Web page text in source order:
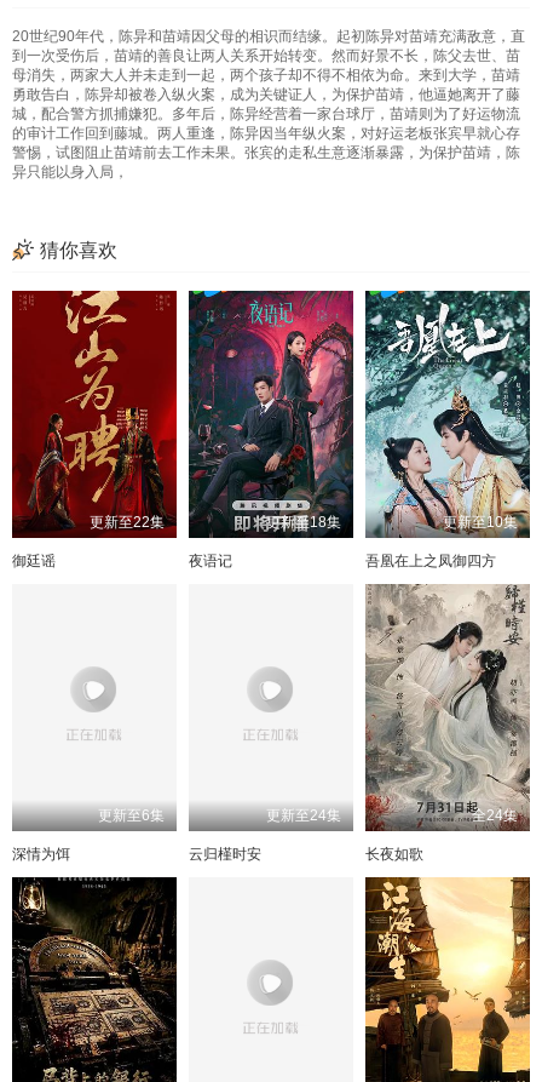
20世纪90年代，陈异和苗靖因父母的相识而结缘。起初陈异对苗靖充满敌意，直
到一次受伤后，苗靖的善良让两人关系开始转变。然而好景不长，陈父去世、苗
母消失，两家大人并未走到一起，两个孩子却不得不相依为命。来到大学，苗靖
勇敢告白，陈异却被卷入纵火案，成为关键证人，为保护苗靖，他逼她离开了藤
城，配合警方抓捕嫌犯。多年后，陈异经营着一家台球厅，苗靖则为了好运物流
的审计工作回到藤城。两人重逢，陈异因当年纵火案，对好运老板张宾早就心存
警惕，试图阻止苗靖前去工作未果。张宾的走私生意逐渐暴露，为保护苗靖，陈
异只能以身入局，
猜你喜欢
更新至22集
御廷谣
更新至18集
夜语记
更新至10集
吾凰在上之凤御四方
更新至6集
深情为饵
更新至24集
云归槿时安
全24集
长夜如歌